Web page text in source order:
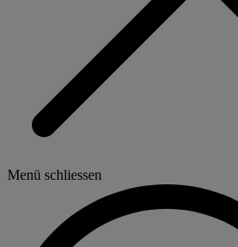
Menü schliessen